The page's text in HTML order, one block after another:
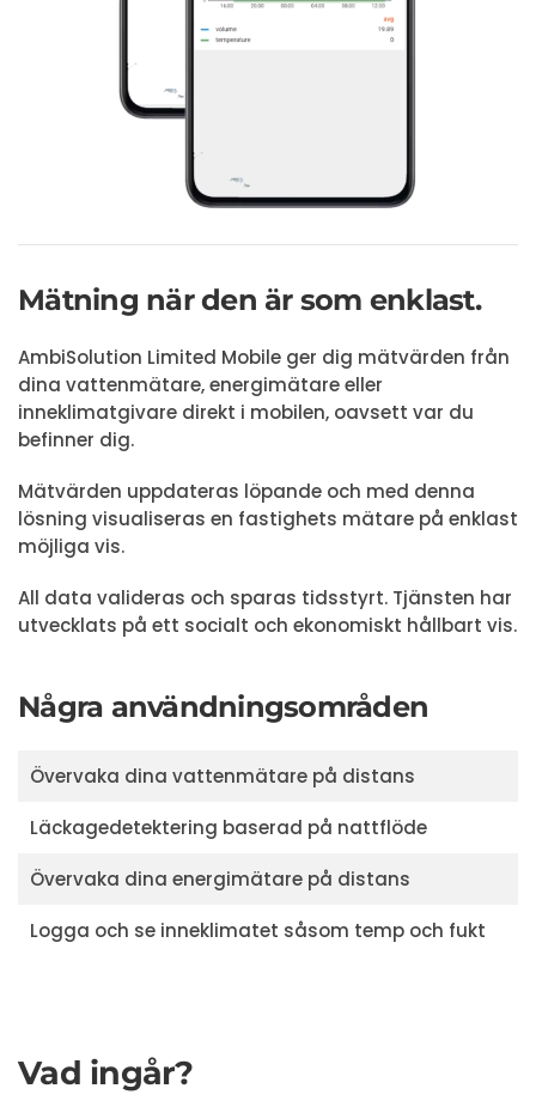
Mätning när den är som enklast.
AmbiSolution Limited Mobile ger dig mätvärden från
dina vattenmätare, energimätare eller
inneklimatgivare direkt i mobilen, oavsett var du
befinner dig.
Mätvärden uppdateras löpande och med denna
lösning visualiseras en fastighets mätare på enklast
möjliga vis.
All data valideras och sparas tidsstyrt. Tjänsten har
utvecklats på ett socialt och ekonomiskt hållbart vis.
Några användningsområden
Övervaka dina vattenmätare på distans
Läckagedetektering baserad på nattflöde
Övervaka dina energimätare på distans
Logga och se inneklimatet såsom temp och fukt
Vad ingår?